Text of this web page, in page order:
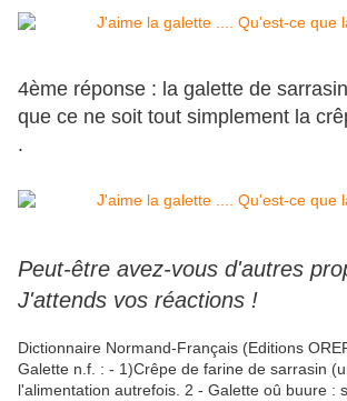
4ème réponse : la galette de
que ce ne soit tout simplement la
.
Peut-être avez-vous d'autres
J'attends vos réactions !
Dictionnaire Normand-Français (Editions
Galette n.f. : - 1)Crêpe de farine de sarrasin
l'alimentation autrefois. 2 - Galette oû buure :